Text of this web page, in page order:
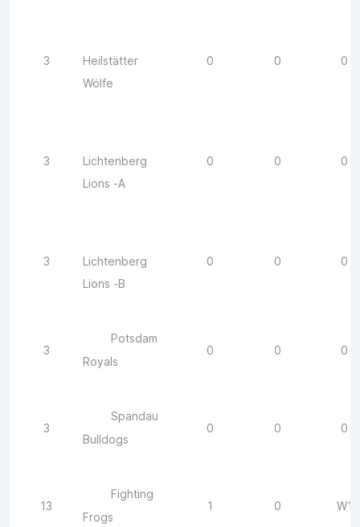
3
Heilstätter
Wölfe
0 0 0
3
Lichtenberg
Lions -A
0 0 0
3
Lichtenberg
Lions -B
0 0 0
3
Potsdam
Royals
0 0 0
3
Spandau
Bulldogs
0 0 0
13
Fighting
Frogs
1 0 W1